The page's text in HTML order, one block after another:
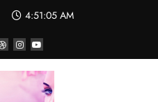
4:51:06 AM